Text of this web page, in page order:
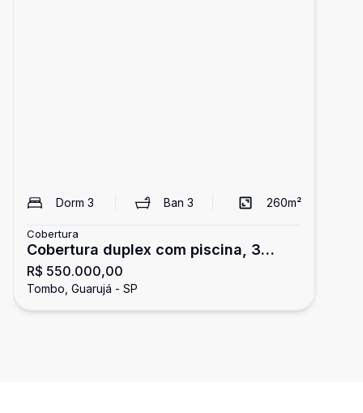
Dorm 3 Ban3 260m²
Cobertura
Cobertura duplex com piscina, 3
dormitórios, à venda no Tombo,
Guarujá
R$ 550.000,00
Tombo, Guarujá - SP